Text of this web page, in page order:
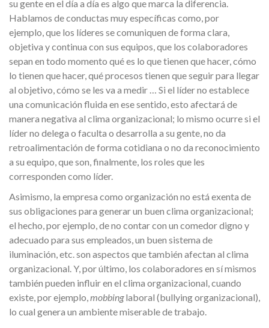
su gente en el día a día es algo que marca la diferencia.
Hablamos de conductas muy específicas como, por
ejemplo, que los líderes se comuniquen de forma clara,
objetiva y continua con sus equipos, que los colaboradores
sepan en todo momento qué es lo que tienen que hacer, cómo
lo tienen que hacer, qué procesos tienen que seguir para llegar
al objetivo, cómo se les va a medir … Si el líder no establece
una comunicación fluida en ese sentido, esto afectará de
manera negativa al clima organizacional; lo mismo ocurre si el
líder no delega o faculta o desarrolla a su gente, no da
retroalimentación de forma cotidiana o no da reconocimiento
a su equipo, que son, finalmente, los roles que les
corresponden como líder.
Asimismo, la empresa como organización no está exenta de
sus obligaciones para generar un buen clima organizacional;
el hecho, por ejemplo, de no contar con un comedor digno y
adecuado para sus empleados, un buen sistema de
iluminación, etc. son aspectos que también afectan al clima
organizacional. Y, por último, los colaboradores en sí mismos
también pueden influir en el clima organizacional, cuando
existe, por ejemplo,mobbinglaboral (bullying organizacional),
lo cual genera un ambiente miserable de trabajo.